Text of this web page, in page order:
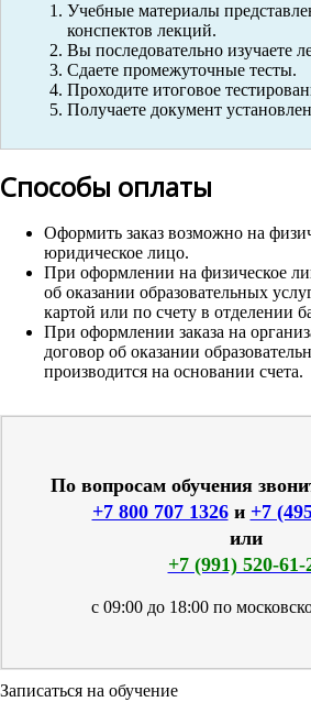
Учебные материалы
конспектов лекций.
Вы последовательно изучаете
Сдаете промежуточные тесты.
Проходите итоговое
Получаете документ
Способы оплаты
Оформить заказ возможно на
юридическое лицо.
При оформлении на физическое
об оказании образовательных
картой или по счету в отделении
При оформлении заказа на
договор об оказании
производится на основании счета.
По вопросам обучения
+7 800 707 1326и +7
или
+7 (991) 520-61-
с 09:00 до 18:00 по
Записаться на обучение